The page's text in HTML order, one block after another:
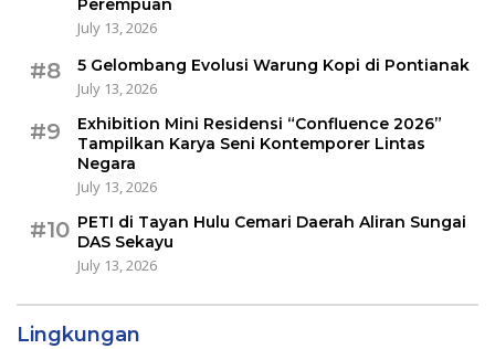
Perempuan
July 13, 2026
#8
5 Gelombang Evolusi Warung Kopi di Pontianak
July 13, 2026
#9
Exhibition Mini Residensi “Confluence 2026”
Tampilkan Karya Seni Kontemporer Lintas
Negara
July 13, 2026
#10 PETI di Tayan Hulu Cemari Daerah Aliran Sungai
DAS Sekayu
July 13, 2026
Lingkungan